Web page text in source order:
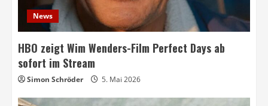
News
HBO zeigt Wim Wenders-Film Perfect Days ab
sofort im Stream
Simon Schröder 5. Mai 2026